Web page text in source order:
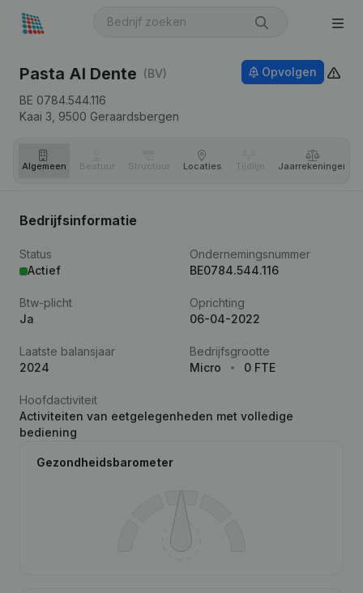
Pasta Al Dente (BV)
BE 0784.544.116
Kaai 3, 9500 Geraardsbergen
Opvolgen
Algemeen Bestuur Structuur Locaties Tijdlijn Jaar­rekeningen
Bedrijfsinformatie
Status
Actief
Ondernemingsnummer
BE0784.544.116
Btw-plicht
Ja
Oprichting
06-04-2022
Laatste balansjaar
2024
Bedrijfsgrootte
Micro
0 FTE
Hoofdactiviteit
Activiteiten van eetgelegenheden met volledige
bediening
Gezondheidsbarometer